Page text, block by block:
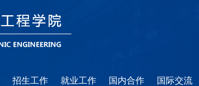
招生工作 就业工作 国内合作 国际交流